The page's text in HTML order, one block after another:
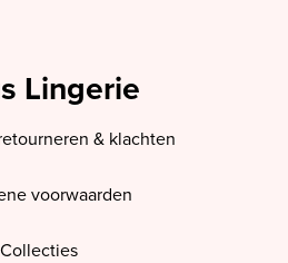
Lingerie
& klachten
voorwaarden
Collecties